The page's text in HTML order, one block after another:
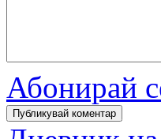
Абонирай